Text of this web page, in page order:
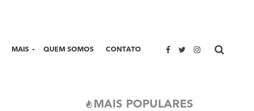
MAIS QUEM SOMOS CONTATO
MAIS POPULARES